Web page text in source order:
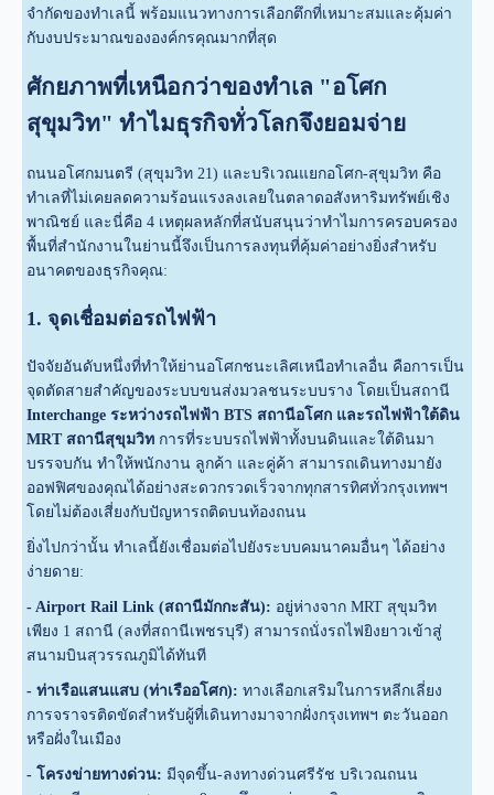
จำกัดของทำเลนี้ พร้อมแนวทางการเลือกตึกที่เหมาะสมและคุ้มค่า
กับงบประมาณขององค์กรคุณมากที่สุด
ศักยภาพที่เหนือกว่าของทำเล "อโศก
สุขุมวิท" ทำไมธุรกิจทั่วโลกจึงยอมจ่าย
ถนนอโศกมนตรี (สุขุมวิท 21) และบริเวณแยกอโศก-สุขุมวิท คือ
ทำเลที่ไม่เคยลดความร้อนแรงลงเลยในตลาดอสังหาริมทรัพย์เชิง
พาณิชย์ และนี่คือ 4 เหตุผลหลักที่สนับสนุนว่าทำไมการครอบครอง
พื้นที่สำนักงานในย่านนี้จึงเป็นการลงทุนที่คุ้มค่าอย่างยิ่งสำหรับ
อนาคตของธุรกิจคุณ:
1. จุดเชื่อมต่อรถไฟฟ้า
ปัจจัยอันดับหนึ่งที่ทำให้ย่านอโศกชนะเลิศเหนือทำเลอื่น คือการเป็น
จุดตัดสายสำคัญของระบบขนส่งมวลชนระบบราง โดยเป็นสถานี
Interchange ระหว่างรถไฟฟ้า BTS สถานีอโศก และรถไฟฟ้าใต้ดิน
MRT สถานีสุขุมวิท การที่ระบบรถไฟฟ้าทั้งบนดินและใต้ดินมา
บรรจบกัน ทำให้พนักงาน ลูกค้า และคู่ค้า สามารถเดินทางมายัง
ออฟฟิศของคุณได้อย่างสะดวกรวดเร็วจากทุกสารทิศทั่วกรุงเทพฯ
โดยไม่ต้องเสี่ยงกับปัญหารถติดบนท้องถนน
ยิ่งไปกว่านั้น ทำเลนี้ยังเชื่อมต่อไปยังระบบคมนาคมอื่นๆ ได้อย่าง
ง่ายดาย:
- Airport Rail Link (สถานีมักกะสัน): อยู่ห่างจาก MRT สุขุมวิท
เพียง 1 สถานี (ลงที่สถานีเพชรบุรี) สามารถนั่งรถไฟยิงยาวเข้าสู่
สนามบินสุวรรณภูมิได้ทันที
- ท่าเรือแสนแสบ (ท่าเรืออโศก): ทางเลือกเสริมในการหลีกเลี่ยง
การจราจรติดขัดสำหรับผู้ที่เดินทางมาจากฝั่งกรุงเทพฯ ตะวันออก
หรือฝั่งในเมือง
- โครงข่ายทางด่วน: มีจุดขึ้น-ลงทางด่วนศรีรัช บริเวณถนน